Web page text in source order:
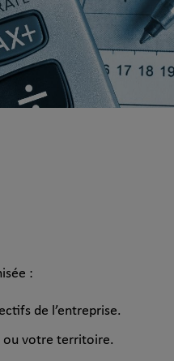
:
de l’entreprise.
ou votre territoire.